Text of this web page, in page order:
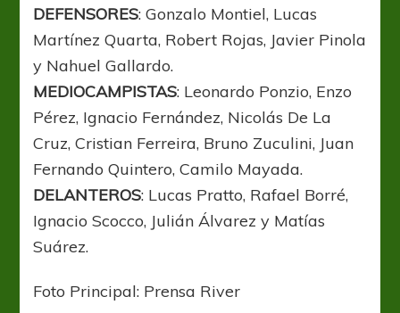
DEFENSORES: Gonzalo Montiel, Lucas
Martínez Quarta, Robert Rojas, Javier Pinola
y Nahuel Gallardo.
MEDIOCAMPISTAS: Leonardo Ponzio, Enzo
Pérez, Ignacio Fernández, Nicolás De La
Cruz, Cristian Ferreira, Bruno Zuculini, Juan
Fernando Quintero, Camilo Mayada.
DELANTEROS: Lucas Pratto, Rafael Borré,
Ignacio Scocco, Julián Álvarez y Matías
Suárez.
Foto Principal: Prensa River